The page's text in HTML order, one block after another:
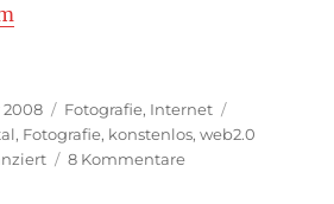
2008 Kategorien
Fotografie, Internet
, Fotografie, konstenlos,web2.0
8 Kommentarezu